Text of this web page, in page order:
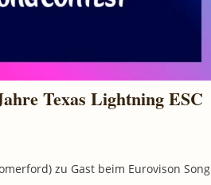
Texas Lightning ESC
zu Gast beim Eurovison Song